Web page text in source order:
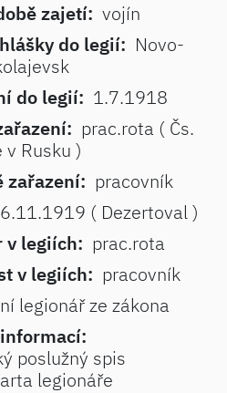
zajetí: vojín
do legií: Novo-
do legií: 1.7.1918
prac.rota ( Čs.
v Rusku )
zařazení: pracovník
( Dezertoval )
v legiích: prac.rota
v legiích: pracovník
legionář ze zákona
poslužný spis
legionáře